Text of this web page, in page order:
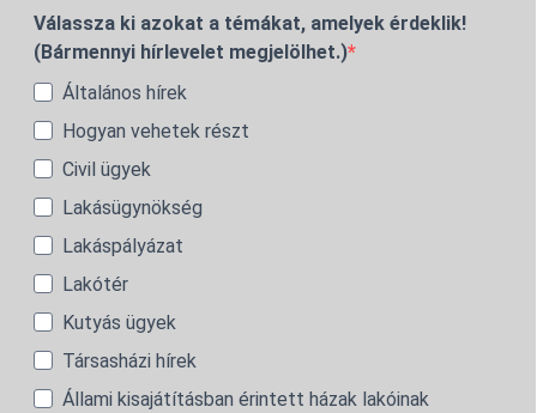
Válassza ki azokat a témákat, amelyek érdeklik!
(Bármennyi hírlevelet megjelölhet.)
Általános hírek
Hogyan vehetek részt
Civil ügyek
Lakásügynökség
Lakáspályázat
Lakótér
Kutyás ügyek
Társasházi hírek
Állami kisajátításban érintett házak lakóinak